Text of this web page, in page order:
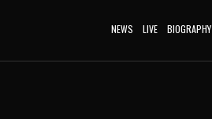
NEWS LIVE BIOGRAPHY